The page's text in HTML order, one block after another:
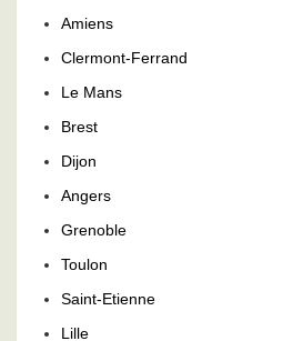
Amiens
Clermont-Ferrand
Le Mans
Brest
Dijon
Angers
Grenoble
Toulon
Saint-Etienne
Lille